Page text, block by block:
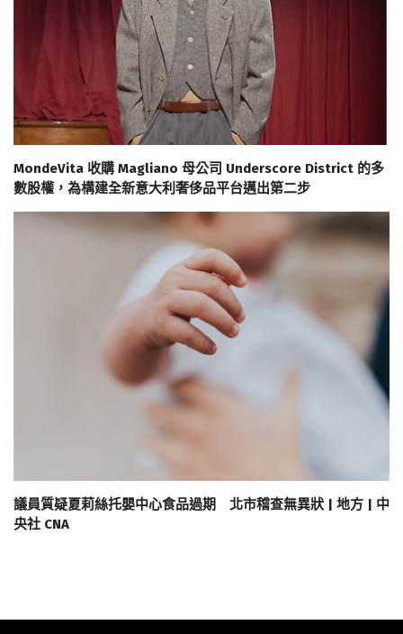
MondeVita 收購 Magliano 母公司 Underscore District 的多
數股權，為構建全新意大利奢侈品平台邁出第二步
議員質疑夏莉絲托嬰中心食品過期 北市稽查無異狀 | 地方 | 中
央社 CNA